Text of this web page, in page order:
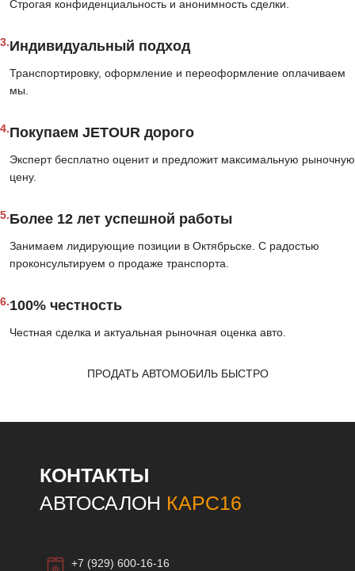
Строгая конфиденциальность и анонимность сделки.
3.Индивидуальный подход
Транспортировку, оформление и переоформление оплачиваем
мы.
4.Покупаем JETOUR дорого
Эксперт бесплатно оценит и предложит максимальную рыночную
цену.
5.Более 12 лет успешной работы
Занимаем лидирующие позиции в Октябрьске. С радостью
проконсультируем о продаже транспорта.
6.100% честность
Честная сделка и актуальная рыночная оценка авто.
ПРОДАТЬ АВТОМОБИЛЬ БЫСТРО
КОНТАКТЫ
АВТОСАЛОН КАРС16
+7 (929) 600-16-16